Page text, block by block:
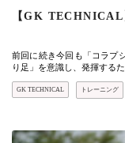
【GK
前回に続き今回も「コラプ
り足」を意識し、発揮する
GK TECHNICAL トレーニング